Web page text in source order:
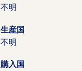
不明
生産国
不明
購入国